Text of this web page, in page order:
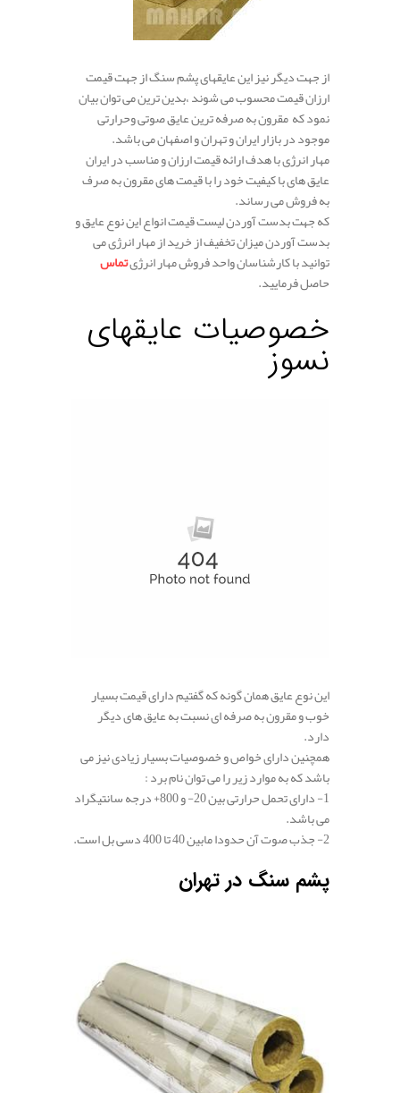
از جهت دیگر نیز این عایقهای پشم سنگ از جهت قیمت
ارزان قیمت محسوب می شوند ،بدین ترین می توان بیان
نمود که مقرون به صرفه ترین عایق صوتی وحرارتی
موجود در بازار ایران و تهران و اصفهان می باشد.
مهار انرژی با هدف ارائه قیمت ارزان و مناسب در ایران
عایق های با کیفیت خود را با قیمت های مقرون به صرف
به فروش می رساند.
که جهت بدست آوردن لیست قیمت انواع این نوع عایق و
بدست آوردن میزان تخفیف از خرید از مهار انرژی می
توانید با کارشناسان واحد فروش مهار انرژیتماس
حاصل فرمایید.
خصوصیات عایقهای
نسوز
این نوع عایق همان گونه که گفتیم دارای قیمت بسیار
خوب و مقرون به صرفه ای نسبت به عایق های دیگر
دارد.
همچنین دارای خواص و خصوصیات بسیار زیادی نیز می
باشد که به موارد زیر را می توان نام برد :
1- دارای تحمل حرارتی بین 20- و 800+ درجه سانتیگراد
می باشد.
2- جذب صوت آن حدودا مابین 40 تا 400 دسی بل است.
پشم سنگ در تهران